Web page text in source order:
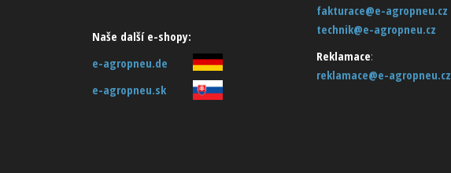
Naše další e-shopy:
e-agropneu.de
e-agropneu.sk
fakturace@e-agropneu.cz
technik@e-agropneu.cz
Reklamace:
reklamace@e-agropneu.cz